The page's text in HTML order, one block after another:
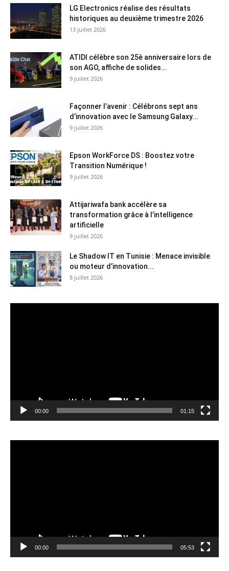
LG Electronics réalise des résultats
historiques au deuxième trimestre 2026
13 juillet 2026
ATIDI célèbre son 25è anniversaire lors de
son AGO, affiche de solides...
9 juillet 2026
Façonner l’avenir : Célébrons sept ans
d’innovation avec le Samsung Galaxy...
9 juillet 2026
Epson WorkForce DS : Boostez votre
Transition Numérique !
9 juillet 2026
Attijariwafa bank accélère sa
transformation grâce à l’intelligence
artificielle
9 juillet 2026
Le Shadow IT en Tunisie : Menace invisible
ou moteur d’innovation...
8 juillet 2026
00:00 01:15
00:00 05:53